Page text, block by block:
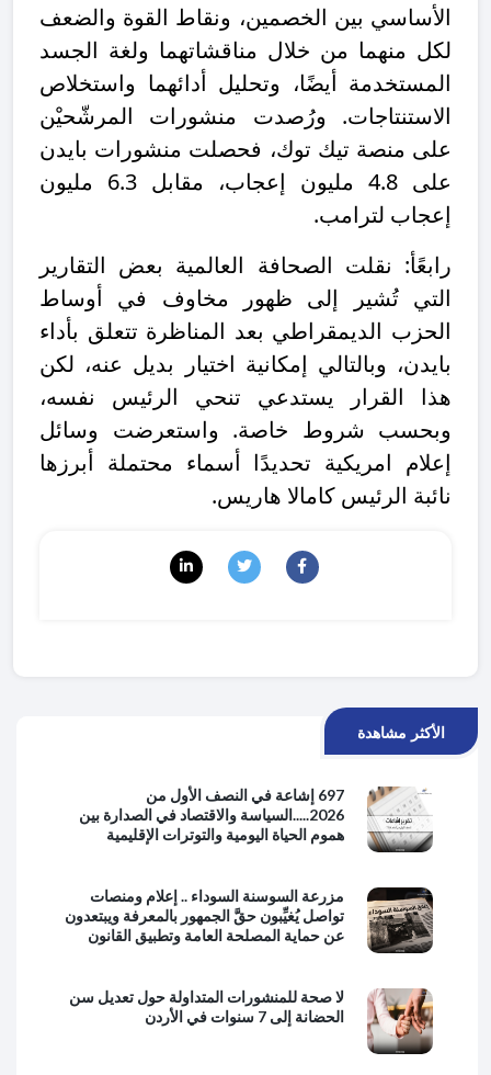
الأساسي بين الخصمين، ونقاط القوة والضعف
لكل منهما من خلال مناقشاتهما ولغة الجسد
المستخدمة أيضًا، وتحليل أدائهما واستخلاص
الاستنتاجات. ورُصدت منشورات المرشّحيْن
على منصة تيك توك، فحصلت منشورات بايدن
على 4.8 مليون إعجاب، مقابل 6.3 مليون
إعجاب لترامب.
رابعًأ: نقلت الصحافة العالمية بعض التقارير
التي تُشير إلى ظهور مخاوف في أوساط
الحزب الديمقراطي بعد المناظرة تتعلق بأداء
بايدن، وبالتالي إمكانية اختيار بديل عنه، لكن
هذا القرار يستدعي تنحي الرئيس نفسه،
وبحسب شروط خاصة. واستعرضت وسائل
إعلام امريكية تحديدًا أسماء محتملة أبرزها
نائبة الرئيس كامالا هاريس.
الأكثر مشاهدة
697 إشاعة في النصف الأول من
2026.....السياسة والاقتصاد في الصدارة بين
هموم الحياة اليومية والتوترات الإقليمية
مزرعة السوسنة السوداء .. إعلام ومنصات
تواصل يُغيِّبون حقَّ الجمهور بالمعرفة ويبتعدون
عن حماية المصلحة العامة وتطبيق القانون
لا صحة للمنشورات المتداولة حول تعديل سن
الحضانة إلى 7 سنوات في الأردن